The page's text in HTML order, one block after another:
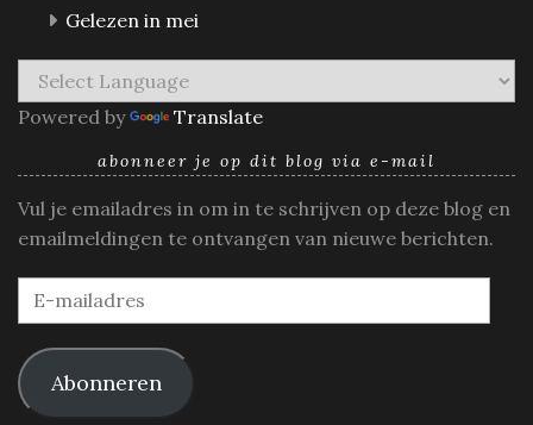
Gelezen in mei
Powered by Translate
abonneer je op dit blog via e-mail
Vul je emailadres in om in te schrijven op deze blog en
emailmeldingen te ontvangen van nieuwe berichten.
E-
mailadres
Abonneren